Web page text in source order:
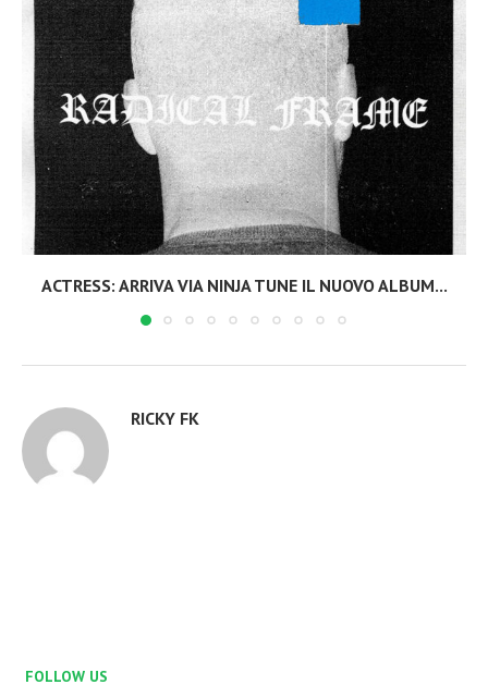
ACTRESS: ARRIVA VIA NINJA TUNE IL NUOVO ALBUM...
RICKY FK
FOLLOW US